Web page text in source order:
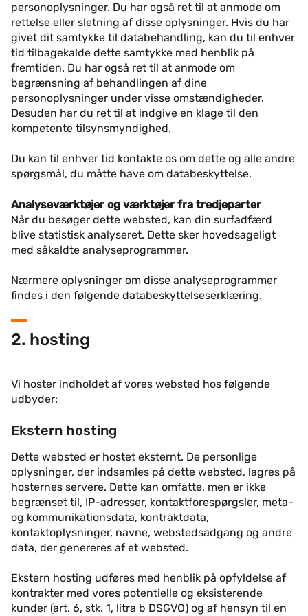
personoplysninger. Du har også ret til at anmode om
rettelse eller sletning af disse oplysninger. Hvis du har
givet dit samtykke til databehandling, kan du til enhver
tid tilbagekalde dette samtykke med henblik på
fremtiden. Du har også ret til at anmode om
begrænsning af behandlingen af dine
personoplysninger under visse omstændigheder.
Desuden har du ret til at indgive en klage til den
kompetente tilsynsmyndighed.
Du kan til enhver tid kontakte os om dette og alle andre
spørgsmål, du måtte have om databeskyttelse.
Analyseværktøjer og værktøjer fra tredjeparter
Når du besøger dette websted, kan din surfadfærd
blive statistisk analyseret. Dette sker hovedsageligt
med såkaldte analyseprogrammer.
Nærmere oplysninger om disse analyseprogrammer
findes i den følgende databeskyttelseserklæring.
2. hosting
Vi hoster indholdet af vores websted hos følgende
udbyder:
Ekstern hosting
Dette websted er hostet eksternt. De personlige
oplysninger, der indsamles på dette websted, lagres på
hosternes servere. Dette kan omfatte, men er ikke
begrænset til, IP-adresser, kontaktforespørgsler, meta-
og kommunikationsdata, kontraktdata,
kontaktoplysninger, navne, webstedsadgang og andre
data, der genereres af et websted.
Ekstern hosting udføres med henblik på opfyldelse af
kontrakter med vores potentielle og eksisterende
kunder (art. 6, stk. 1, litra b DSGVO) og af hensyn til en